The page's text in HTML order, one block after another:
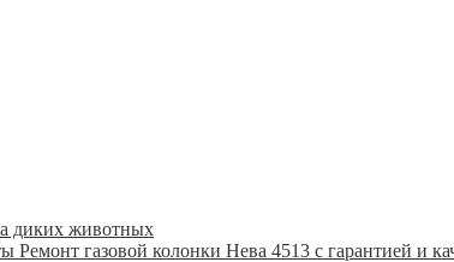
диких животных
Ремонт газовой колонки Нева 4513 с гарантией и